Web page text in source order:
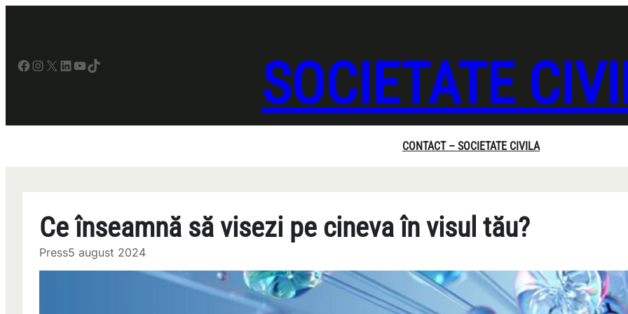
Facebook InstagramX LinkedIn YouTube TikTok SOCIETATE
CONTACT – SOCIETATE CIVILA
Ce înseamnă să visezi pe cineva în visul tău?
Press5 august 2024